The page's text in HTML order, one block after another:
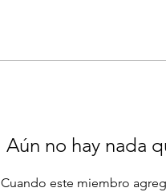
Aún no hay nada
Cuando este miembro